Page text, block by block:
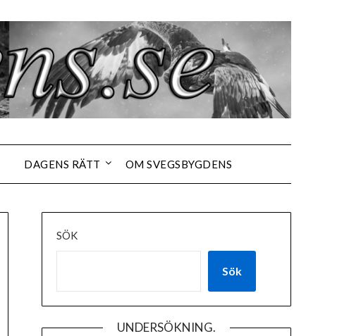
DAGENS RÄTT OM SVEGSBYGDENS
SÖK
Sök
UNDERSÖKNING.